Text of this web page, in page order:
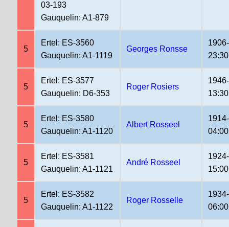
03-193
Gauquelin: A1-879
5
Ertel: ES-3560
Gauquelin: A1-1119
Georges Ronsse
23:30
5
Ertel: ES-3577
Gauquelin: D6-353
Roger Rosiers
13:30
5
Ertel: ES-3580
Gauquelin: A1-1120
Albert Rosseel
04:00
5
Ertel: ES-3581
Gauquelin: A1-1121
André Rosseel
15:00
5
Ertel: ES-3582
Gauquelin: A1-1122
Roger Rosselle
06:00